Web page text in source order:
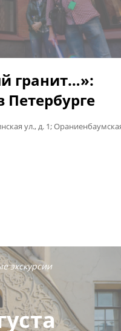
гранит…»:
ул., д. 1;
экскурсии